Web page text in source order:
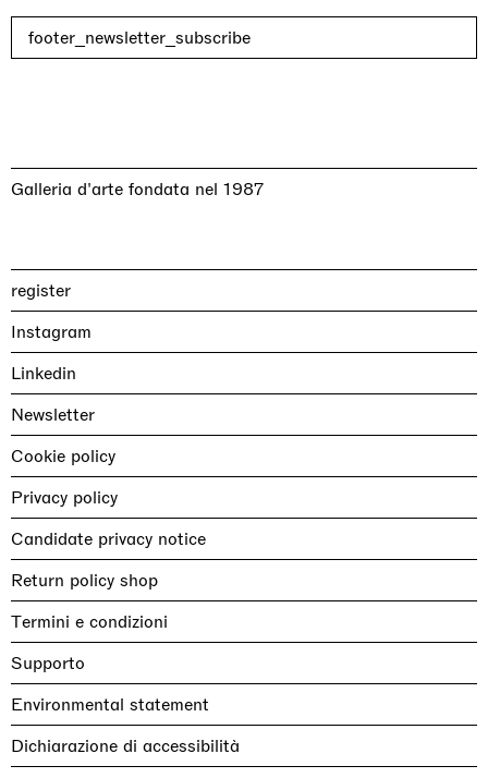
footer_newsletter_subscribe
Galleria d'arte fondata nel 1987
register
Instagram
Linkedin
Newsletter
Cookie policy
Privacy policy
Candidate privacy notice
Return policy shop
Termini e condizioni
Supporto
Environmental statement
Dichiarazione di accessibilità